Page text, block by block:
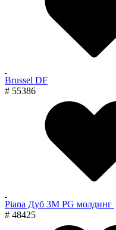
Brussel DF
# 55386
Piana Дуб 3M PG молдинг
# 48425